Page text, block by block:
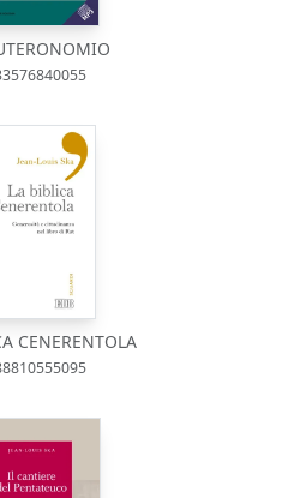
CENERENTOLA